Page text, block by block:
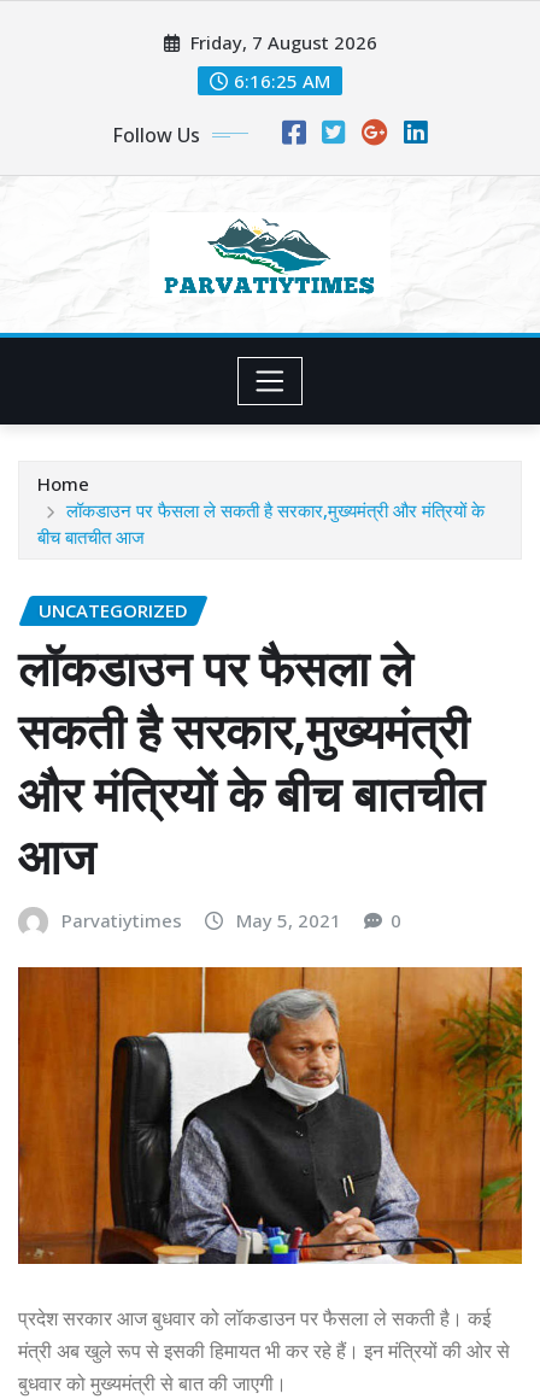
Friday, 7 August 2026
6:16:27 AM
Follow Us
Home
लॉकडाउन पर फैसला ले सकती है सरकार,मुख्यमंत्री और मंत्रियों के
बीच बातचीत आज
UNCATEGORIZED
लॉकडाउन पर फैसला ले
सकती है सरकार,मुख्यमंत्री
और मंत्रियों के बीच बातचीत
आज
Parvatiytimes May 5, 2021 0
प्रदेश सरकार आज बुधवार को लॉकडाउन पर फैसला ले सकती है। कई
मंत्री अब खुले रूप से इसकी हिमायत भी कर रहे हैं। इन मंत्रियों की ओर से
बुधवार को मुख्यमंत्री से बात की जाएगी।